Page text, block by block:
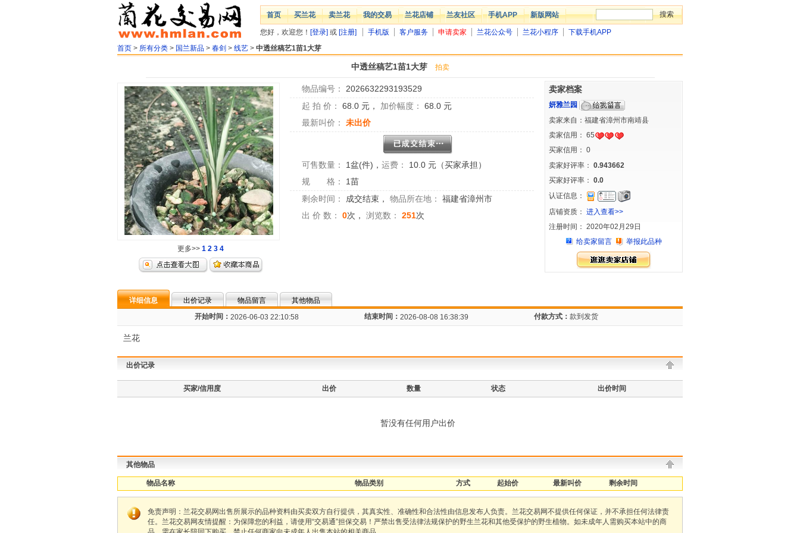
首页 买兰花 卖兰花 我的交易 兰花店铺 兰友社区 手机APP 新版网站
您好，欢迎您！ [登录] 或 [注册] 手机版 客户服务 申请卖家 兰花公众号 兰花小程序
下载手机APP
首页 > 所有分类 > 国兰新品 > 春剑 > 线艺 > 中透丝稿艺1苗1大芽
中透丝稿艺1苗1大芽 拍卖
更多>> 1 2 3 4
物品编号：
2026632293193529
起 拍 价：
68.0 元， 加价幅度： 68.0 元
最新叫价：
未出价
可售数量： 1盆(件) ， 运费：
10.0 元（买家承担）
规 格：
1苗
剩余时间：
成交结束 ， 物品所在地：
福建省漳州市
出 价 数：
0次， 浏览数： 251次
卖家档案
妍雅兰园
卖家来自：福建省漳州市南靖县
卖家信用： 65
买家信用： 0
卖家好评率： 0.943662
买家好评率： 0.0
认证信息：
店铺资质： 进入查看>>
注册时间： 2020年02月29日
给卖家留言
举报此品种
详细信息 出价记录 物品留言
其他物品
开始时间： 2026-06-03 22:10:58 结束时间： 2026-08-08 16:38:39 付款方式： 款到发货
兰花
出价记录
买家/信用度 出价 数量 状态 出价时间
暂没有任何用户出价
其他物品
物品名称 物品类别 方式 起始价 最新叫价 剩余时间
免责声明：兰花交易网出售所展示的品种资料由买卖双方自行提供，其真实性、准确性和合法性由信息发布人负责。兰花交易网不提供任何保证，并不承担任何法律责
任。兰花交易网友情提醒：为保障您的利益，请使用“交易通”担保交易！严禁出售受法律法规保护的野生兰花和其他受保护的野生植物。如未成年人需购买本站中的商